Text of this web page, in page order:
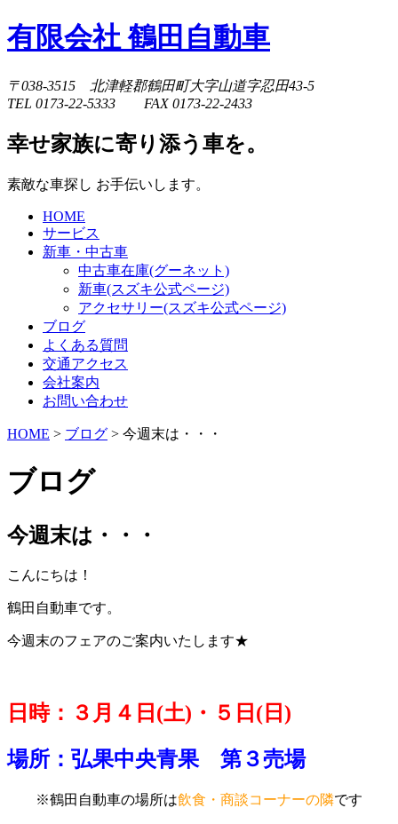
有限会社 鶴田自動車
〒038-3515 北津軽郡鶴田町大字山道字忍田43-5
TEL 0173-22-5333 FAX 0173-22-2433
幸せ家族に寄り添う車を。
素敵な車探し お手伝いします。
HOME
サービス
新車・中古車
中古車在庫(グーネット)
新車(スズキ公式ページ)
アクセサリー(スズキ公式ページ)
ブログ
よくある質問
交通アクセス
会社案内
お問い合わせ
HOME > ブログ > 今週末は・・・
ブログ
今週末は・・・
こんにちは！
鶴田自動車です。
今週末のフェアのご案内いたします★
日時：３月４日(土)・５日(日)
場所：弘果中央青果 第３売場
※鶴田自動車の場所は飲食・商談コーナーの隣です